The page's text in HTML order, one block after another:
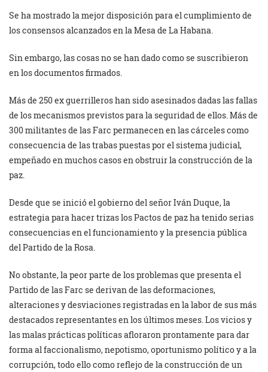
Se ha mostrado la mejor disposición para el cumplimiento de
los consensos alcanzados en la Mesa de La Habana.
Sin embargo, las cosas no se han dado como se suscribieron
en los documentos firmados.
Más de 250 ex guerrilleros han sido asesinados dadas las fallas
de los mecanismos previstos para la seguridad de ellos. Más de
300 militantes de las Farc permanecen en las cárceles como
consecuencia de las trabas puestas por el sistema judicial,
empeñado en muchos casos en obstruir la construcción de la
paz.
Desde que se inició el gobierno del señor Iván Duque, la
estrategia para hacer trizas los Pactos de paz ha tenido serias
consecuencias en el funcionamiento y la presencia pública
del Partido de la Rosa.
No obstante, la peor parte de los problemas que presenta el
Partido de las Farc se derivan de las deformaciones,
alteraciones y desviaciones registradas en la labor de sus más
destacados representantes en los últimos meses. Los vicios y
las malas prácticas políticas afloraron prontamente para dar
forma al faccionalismo, nepotismo, oportunismo político y a la
corrupción, todo ello como reflejo de la construcción de un